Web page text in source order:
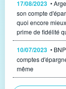
17/08/2023 •
son compte
quoi encore
prime de fidélité
10/07/2023 •
comptes
même